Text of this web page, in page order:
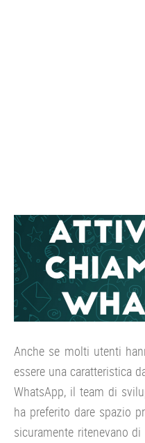
Anche se molti utenti
essere una caratteristica
WhatsApp, il team di
ha preferito dare spazio
sicuramente ritenevano